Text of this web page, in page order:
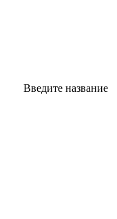
Введите название